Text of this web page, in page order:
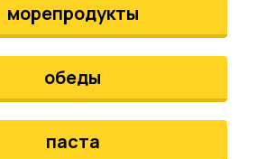
морепродукты
обеды
паста